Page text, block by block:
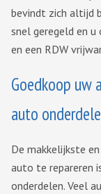
bevindt zich altijd
snel geregeld en
en een RDW
Goedkoop uw
auto
De makkelijkste
auto te repareren
onderdelen. Veel